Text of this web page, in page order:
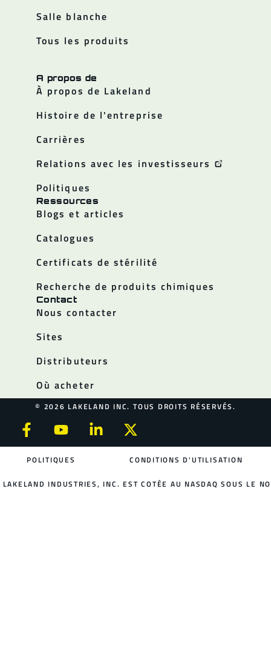
Salle blanche
Tous les produits
A propos de
À propos de Lakeland
Histoire de l'entreprise
Carrières
Relations avec les investisseurs
Politiques
Ressources
Blogs et articles
Catalogues
Certificats de stérilité
Recherche de produits chimiques
Contact
Nous contacter
Sites
Distributeurs
Où acheter
© 2026 LAKELAND INC. TOUS DROITS RÉSERVÉS.
POLITIQUES CONDITIONS D'UTILISATION
LAKELAND INDUSTRIES, INC. EST COTÉE AU NASDAQ SOUS LE